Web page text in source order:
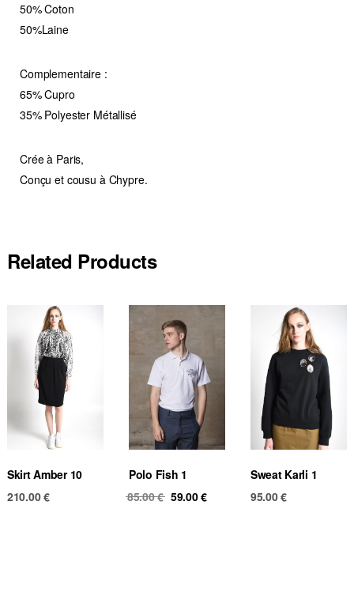
50% Coton
50%Laine
Complementaire :
65% Cupro
35% Polyester Métallisé
Crée à Paris,
Conçu et cousu à Chypre.
Related Products
Skirt Amber 10
210.00€
Polo Fish 1
85.00€ Original
59.00€
Sweat Karli 1
95.00€